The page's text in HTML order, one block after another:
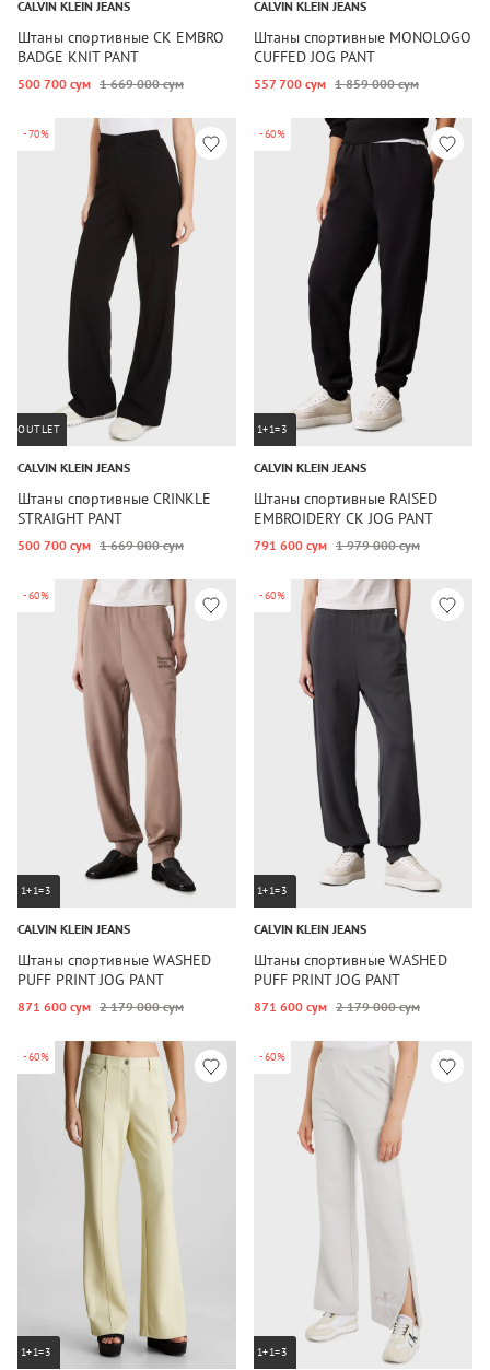
CALVIN KLEIN JEANS
Штаны спортивные CK EMBRO
BADGE KNIT PANT
500 700 сум 1 669 000 сум
CALVIN KLEIN JEANS
Штаны спортивные MONOLOGO
CUFFED JOG PANT
557 700 сум 1 859 000 сум
-70%
OUTLET
CALVIN KLEIN JEANS
Штаны спортивные CRINKLE
STRAIGHT PANT
500 700 сум 1 669 000 сум
-60%
1+1=3
CALVIN KLEIN JEANS
Штаны спортивные RAISED
EMBROIDERY CK JOG PANT
791 600 сум 1 979 000 сум
-60%
1+1=3
CALVIN KLEIN JEANS
Штаны спортивные WASHED
PUFF PRINT JOG PANT
871 600 сум 2 179 000 сум
-60%
1+1=3
CALVIN KLEIN JEANS
Штаны спортивные WASHED
PUFF PRINT JOG PANT
871 600 сум 2 179 000 сум
-60%
1+1=3
-60%
1+1=3